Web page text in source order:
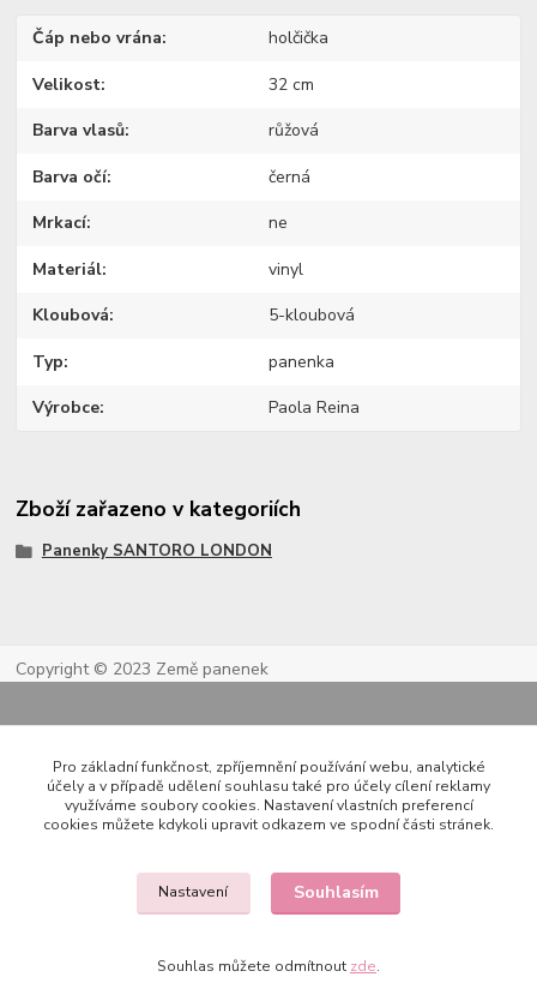
Čáp nebo vrána holčička
Velikost 32 cm
Barva vlasů růžová
Barva očí černá
Mrkací ne
Materiál vinyl
Kloubová 5-kloubová
Typ panenka
Výrobce Paola Reina
Zboží zařazeno v kategoriích
Panenky SANTORO LONDON
Copyright © 2023 Země panenek
Pro základní funkčnost, zpříjemnění používání webu, analytické
účely a v případě udělení souhlasu také pro účely cílení reklamy
využíváme soubory cookies. Nastavení vlastních preferencí
cookies můžete kdykoli upravit odkazem ve spodní části stránek.
Nastavení Souhlasím
Souhlas můžete odmítnout zde.